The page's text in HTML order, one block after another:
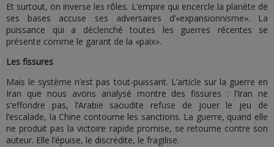
Et surtout, on inverse les rôles. L’empire qui encercle la planète de
ses bases accuse ses adversaires d’«expansionnisme». La
puissance qui a déclenché toutes les guerres récentes se
présente comme le garant de la «paix».
Les fissures
Mais le système n’est pas tout-puissant. L’article sur la guerre en
Iran que nous avons analysé montre des fissures : l’Iran ne
s’effondre pas, l’Arabie saoudite refuse de jouer le jeu de
l’escalade, la Chine contourne les sanctions. La guerre, quand elle
ne produit pas la victoire rapide promise, se retourne contre son
auteur. Elle l’épuise, le discrédite, le fragilise.